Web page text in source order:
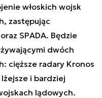
włoskich wojsk
zastępując
SPADA. Będzie
dwóch
cięższe radary Kronos
i bardziej
lądowych.